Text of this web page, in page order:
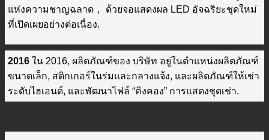
แห่งความชาญฉลาด， ด้วยจอแสดงผล LED อัจฉริยะชุดใหม่
ที่เปิดเผยอย่างต่อเนื่อง.
2016 ใน 2016, ผลิตภัณฑ์ของ บริษัท อยู่ในตำแหน่งผลิตภัณฑ์
ขนาดเล็ก, สติกเกอร์ในร่มและกลางแจ้ง, และผลิตภัณฑ์ให้เช่า
ระดับไฮเอนด์, และพัฒนาไฟล์ “คิงคอง” การแสดงชุดเช่า.